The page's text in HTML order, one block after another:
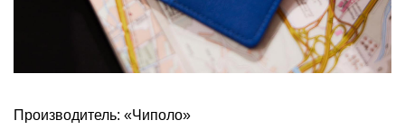
Производитель: «Чиполо»